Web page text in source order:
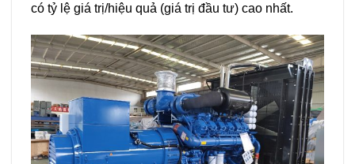
có tỷ lệ giá trị/hiệu quả (giá trị đầu tư) cao nhất.